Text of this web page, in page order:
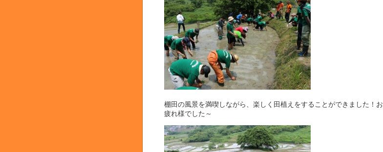
棚田の風景を満喫しながら、楽しく田植えをすることができました！お
疲れ様でした～